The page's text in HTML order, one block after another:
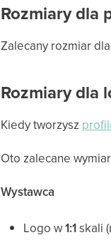
Rozmiary dla
Zalecany rozmiar dla
Rozmiary dla
Kiedy tworzysz
Oto zalecane
Wystawca
Logo w1:1skali